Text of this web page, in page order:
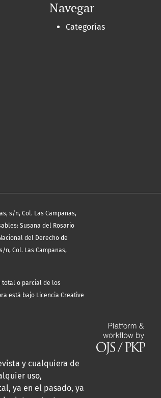
Navegar
Categorías
s/n, Col. Las Campanas,
Susana del Rosario
del Derecho de
n, Col. Las Campanas,
total o parcial de los
está bajo Licencia Creative
y cualquiera de
uso,
ya en el pasado, ya